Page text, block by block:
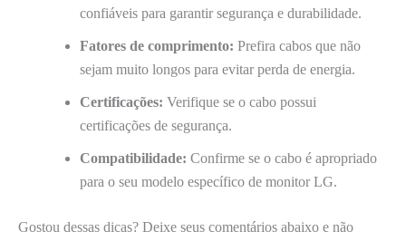
confiáveis para garantir segurança e durabilidade.
Fatores de comprimento: Prefira cabos que não
sejam muito longos para evitar perda de energia.
Certificações: Verifique se o cabo possui
certificações de segurança.
Compatibilidade: Confirme se o cabo é apropriado
para o seu modelo específico de monitor LG.
Gostou dessas dicas? Deixe seus comentários abaixo e não